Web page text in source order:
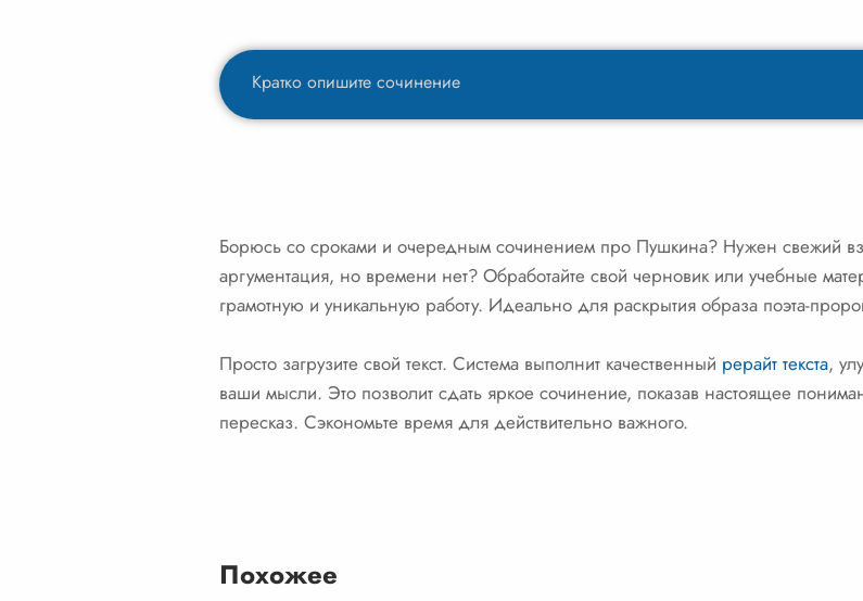
Борюсь со сроками и очередным сочинением про Пушкина? Нужен свежий
аргументация, но времени нет? Обработайте свой черновик или учебные
грамотную и уникальную работу. Идеально для раскрытия образа поэта-
Просто загрузите свой текст. Система выполнит качественный рерайт текста,
ваши мысли. Это позволит сдать яркое сочинение, показав настоящее
пересказ. Сэкономьте время для действительно важного.
Похожее